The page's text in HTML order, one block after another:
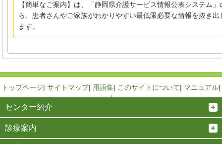
【簡単なご案内】は、「静岡県介護サービス情報公表システム
ら、患者さんやご家族がわかりやすい最低限必要な情報を抜き
ます。
トップページ| サイトマップ| 用語集| このサイトについて| マニュアル|
↑
センター紹介
診療案内